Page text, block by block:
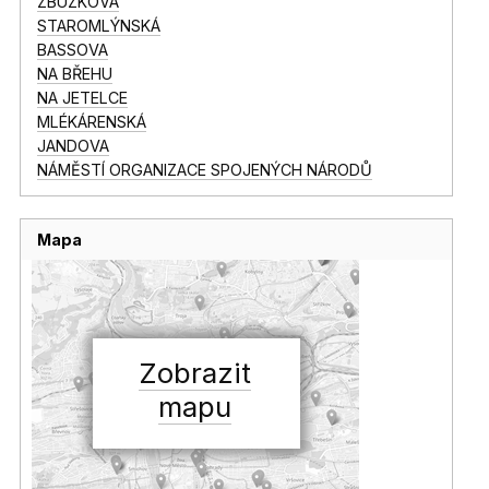
STAROMLÝNSKÁ
BASSOVA
NA BŘEHU
NA JETELCE
MLÉKÁRENSKÁ
JANDOVA
NÁMĚSTÍ ORGANIZACE SPOJENÝCH NÁRODŮ
Mapa
Zobrazit
mapu